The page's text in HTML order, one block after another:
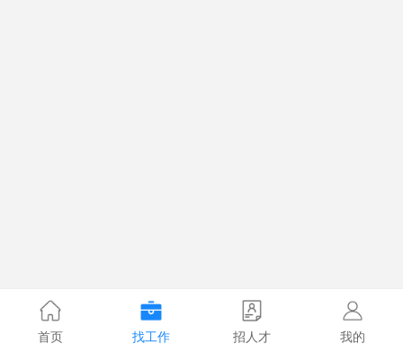
首页 找工作 招人才 我的